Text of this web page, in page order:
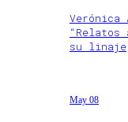
Verónica
“Relatos
su linaje
May 08